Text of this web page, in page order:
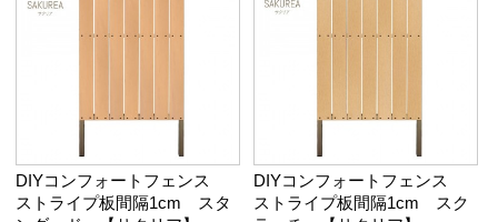
DIYコンフォートフェンス
ストライプ板間隔1cm スタ
DIYコンフォートフェンス
ストライプ板間隔1cm スク